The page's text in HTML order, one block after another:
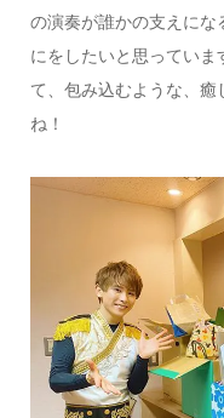
の演奏が誰かの支えに
にをしたいと思っていま
て、包み込むような、
ね！